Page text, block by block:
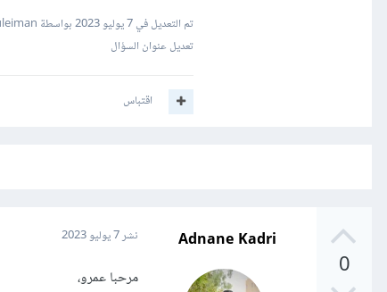
تم التعديل في7 يوليو 2023
بواسطة Mustafa Suleiman
تعديل عنوان السؤال
اقتباس
0
Adnane Kadri نشر7 يوليو 2023
مرحبا عمرو،